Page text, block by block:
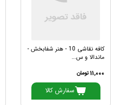
کافه نقاشی 10 - هنر شفابخش -
ماندالا و س...
11,000 تومان
سفارش کالا